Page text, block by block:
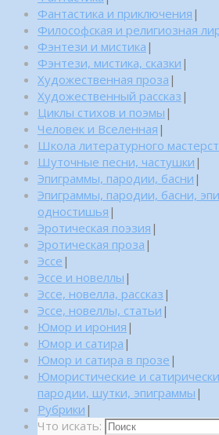
Фантастика и приключения |
Философская и религиозная
Фэнтези и мистика |
Фэнтези, мистика, сказки |
Художественная проза |
Художественный рассказ |
Циклы стихов и поэмы |
Человек и Вселенная |
Школа литературного
Шуточные песни, частушки |
Эпиграммы, пародии, басни |
Эпиграммы, пародии, басни,
одностишья |
Эротическая поэзия |
Эротическая проза |
Эссе |
Эссе и новеллы |
Эссе, новелла, рассказ |
Эссе, новеллы, статьи |
Юмор и ирония |
Юмор и сатира |
Юмор и сатира в прозе |
Юмористические и
пародии, шутки, эпиграммы |
Рубрики |
Что искать: